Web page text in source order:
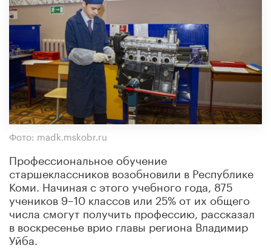
Фото: madk.mskobr.ru
Профессиональное обучение
старшеклассников возобновили в Республике
Коми. Начиная с этого учебного года, 875
учеников 9–10 классов или 25% от их общего
числа смогут получить профессию, рассказал
в воскресенье врио главы региона Владимир
Уйба.